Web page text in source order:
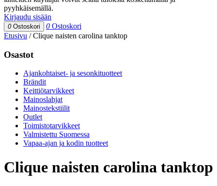
pyyhkäisemällä.
Kirjaudu sisään
0 Ostoskori 0 Ostoskori
Etusivu /Clique naisten carolina tanktop
Osastot
Ajankohtaiset- ja sesonkituotteet
Brändit
Keittiötarvikkeet
Mainoslahjat
Mainostekstiilit
Outlet
Toimistotarvikkeet
Valmistettu Suomessa
Vapaa-ajan ja kodin tuotteet
Clique naisten carolina tanktop